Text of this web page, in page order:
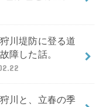
川堤防に登る道
障した話。
川と、立春の季